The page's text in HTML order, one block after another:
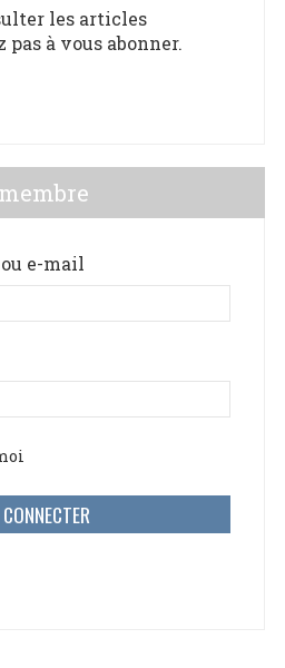
les articles
à vous abonner.
e-mail